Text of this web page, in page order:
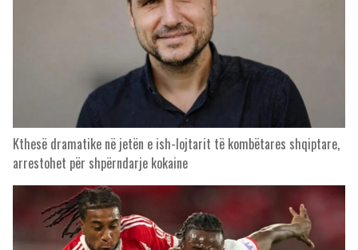
Kthesë dramatike në jetën e ish-lojtarit të kombëtares shqiptare,
arrestohet për shpërndarje kokaine